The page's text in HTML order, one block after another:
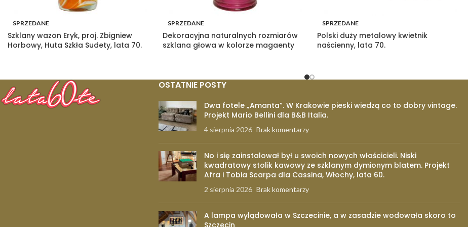
SPRZEDANE
Szklany wazon Eryk, proj. Zbigniew
Horbowy, Huta Szkła Sudety, lata 70.
SPRZEDANE
Dekoracyjna naturalnych rozmiarów
szklana głowa w kolorze magaenty
SPRZEDANE
Polski duży metalowy kwietnik
naścienny, lata 70.
OSTATNIE POSTY
Dwa fotele „Amanta”. W Krakowie pieski wiedzą co to dobry vintage.
Projekt Mario Bellini dla B&B Italia.
4 sierpnia 2026 Brak komentarzy
No i się zainstalował był u swoich nowych właścicieli. Niski
kwadratowy stolik kawowy ze szklanym dymionym blatem. Projekt
Afra i Tobia Scarpa dla Cassina, Włochy, lata 60.
2 sierpnia 2026 Brak komentarzy
A lampa wylądowała w Szczecinie, a w zasadzie wodowała skoro to
Szczecin